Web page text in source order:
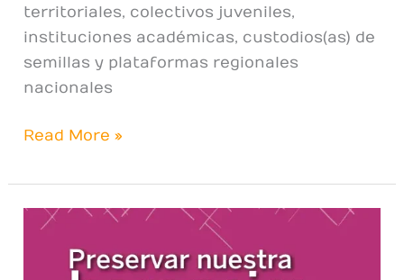
territoriales, colectivos juveniles,
instituciones académicas, custodios(as) de
semillas y plataformas regionales
nacionales
Read More »
Preservar
nuestra
herencia: